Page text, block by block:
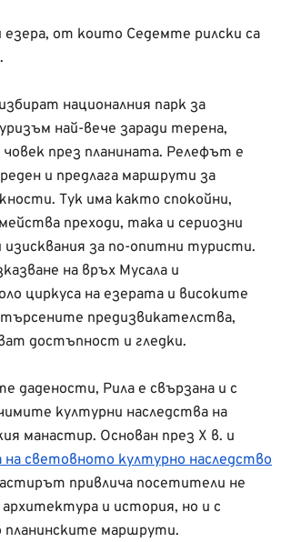
езера, от които Седемте рилски са
националния парк за
най-вече заради терена,
през планината. Релефът е
и предлага маршрути за
Тук има както спокойни,
преходи, така и сериозни
изисквания за по-опитни туристи.
на връх Мусала и
циркуса на езерата и високите
търсените предизвикателства,
достъпност и гледки.
дадености, Рила е свързана и с
културни наследства на
манастир. Основан през X в. и
на световното културно наследство
привлича посетители не
и история, но и с
планинските маршрути.